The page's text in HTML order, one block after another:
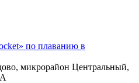
по плаванию в
микрорайон Центральный,